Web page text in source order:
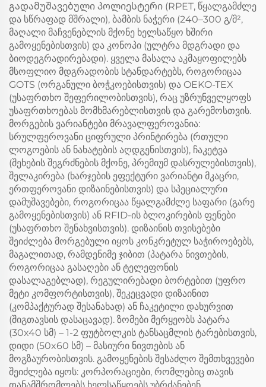
გადამუშავებული პოლიესტერი (RPET, წყალგამძლე
და სწრაფად მშრალი), ბამბის ნაჭერი (240–300 გ/მ²,
მაღალი მაჩვენებლის მქონე ხელსაწყო ხშირი
გამოყენებისთვის) და კონოპი (ულტრა მდგრადი და
ბიოდეგრადირებადი). ყველა მასალა აკმაყოფილებს
მსოფლიო მდგრადობის სტანდარტებს, როგორიცაა
GOTS (ორგანული ბოჭკოებისთვის) და OEKO-TEX
(უსაფრთხო შეფერილობისთვის), რაც უზრუნველყოფს
უსაფრთხოებას მომხმარებლისთვის და გარემოსთვის.
მორგების ვარიანტები მრავალფეროვანია:
სრულფეროვანი ციფრული პრინტირება (რთული
ლოგოების ან ნახატების აღდგენისთვის), ჩაკეტვა
(შეხების შეგრძნების მქონე, პრემიუმ დასრულებისთვის),
შელაკირება (ხარჯების ეფექტური ვარიანტი მკაცრი,
ერთფეროვანი დიზაინებისთვის) და სპეციალური
დამუშავებები, როგორიცაა წყალგამძლე საფარი (გარე
გამოყენებისთვის) ან RFID-ის ბლოკირების ფენები
(უსაფრთხო შენახვისთვის). დიზაინის თვისებები
შეიძლება მორგებული იყოს კონკრეტულ საჭიროებებს,
მაგალითად, რამდენიმე ჯიბით (პატარა ნივთების,
როგორიცაა გასაღები ან ტელეფონის
დასალაგებლად), რეგულირებადი ბორტებით (უფრო
მეტი კომფორტისთვის), შეკეცვადი დიზაინით
(კომპაქტურად შესანახად) ან ჩაკეტილი დახურვით
(შიგთავსის დასაცავად). ზომები მერყეობს პატარა
(30x40 სმ) – 1-2 ფუტბოლკის ტანსაცმლის ტარებისთვის,
დიდი (50x60 სმ) – მასიური ნივთების ან
მოგზაურობისთვის. გამოყენების შესაძლო შემთხვევები
შეიძლება იყოს: კორპორაციები, რომლებიც თავის